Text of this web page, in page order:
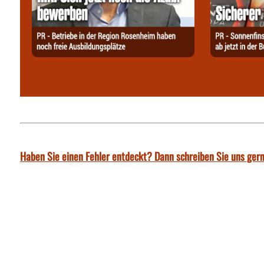
Haben Sie einen Fehler entdeckt? Dann schreiben Sie uns